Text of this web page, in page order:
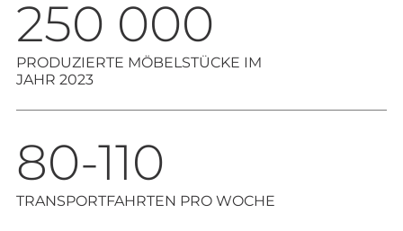
250 000
PRODUZIERTE MÖBELSTÜCKE IM
JAHR 2023
80-110
TRANSPORTFAHRTEN PRO WOCHE